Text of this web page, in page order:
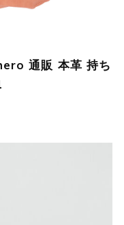
通販 本革 持ち